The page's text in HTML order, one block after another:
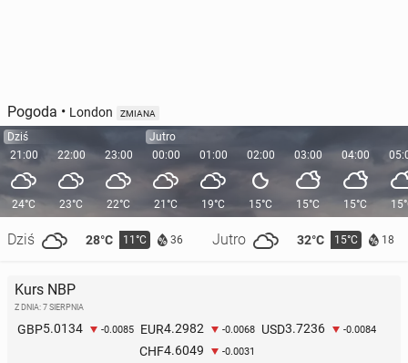
Pogoda • London ZMIANA
Dziś
21:00
24°C
Dziś 28°C 11°C 36 Jutro 32°C 15°C 18
22:00
23°C
23:00
22°C
Jutro
00:00
21°C
01:00
19°C
02:00
15°C
03:00
15°C
04:00
15°C
Kurs NBP
Z DNIA: 7 SIERPNIA
GBP5.0134 -0.0085 EUR4.2982 -0.0068 USD3.7236 -0.0084
CHF4.6049 -0.0031